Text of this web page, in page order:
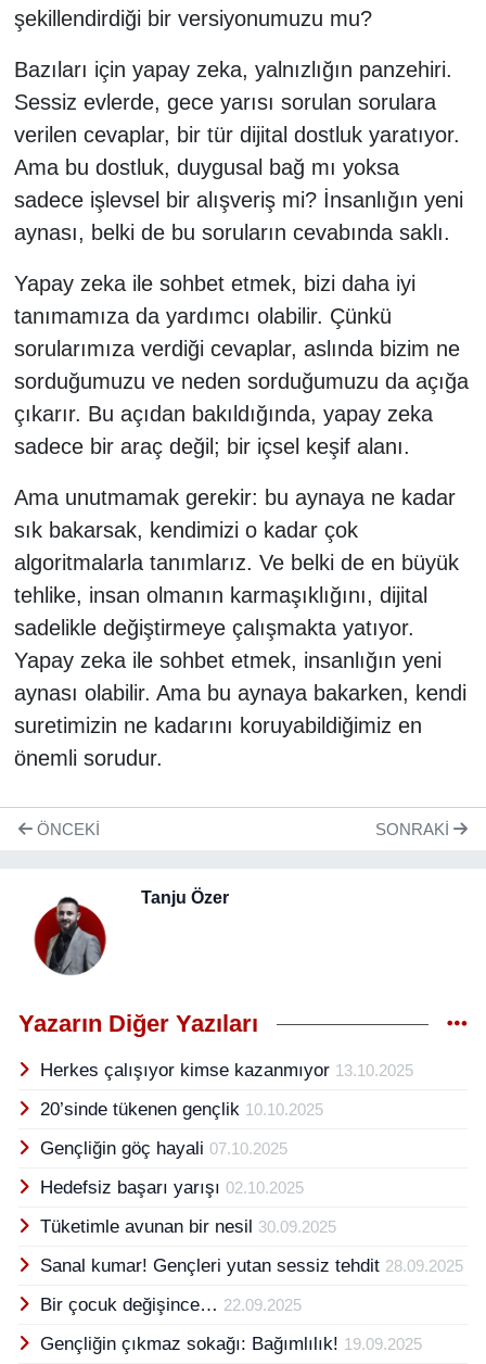
şekillendirdiği bir versiyonumuzu mu?
Bazıları için yapay zeka, yalnızlığın panzehiri.
Sessiz evlerde, gece yarısı sorulan sorulara
verilen cevaplar, bir tür dijital dostluk yaratıyor.
Ama bu dostluk, duygusal bağ mı yoksa
sadece işlevsel bir alışveriş mi? İnsanlığın yeni
aynası, belki de bu soruların cevabında saklı.
Yapay zeka ile sohbet etmek, bizi daha iyi
tanımamıza da yardımcı olabilir. Çünkü
sorularımıza verdiği cevaplar, aslında bizim ne
sorduğumuzu ve neden sorduğumuzu da açığa
çıkarır. Bu açıdan bakıldığında, yapay zeka
sadece bir araç değil; bir içsel keşif alanı.
Ama unutmamak gerekir: bu aynaya ne kadar
sık bakarsak, kendimizi o kadar çok
algoritmalarla tanımlarız. Ve belki de en büyük
tehlike, insan olmanın karmaşıklığını, dijital
sadelikle değiştirmeye çalışmakta yatıyor.
Yapay zeka ile sohbet etmek, insanlığın yeni
aynası olabilir. Ama bu aynaya bakarken, kendi
suretimizin ne kadarını koruyabildiğimiz en
önemli sorudur.
ÖNCEKI SONRAKI
Tanju Özer
Yazarın Diğer Yazıları
Herkes çalışıyor kimse kazanmıyor 13.10.2025
20’sinde tükenen gençlik 10.10.2025
Gençliğin göç hayali 07.10.2025
Hedefsiz başarı yarışı 02.10.2025
Tüketimle avunan bir nesil 30.09.2025
Sanal kumar! Gençleri yutan sessiz tehdit 28.09.2025
Bir çocuk değişince… 22.09.2025
Gençliğin çıkmaz sokağı: Bağımlılık! 19.09.2025